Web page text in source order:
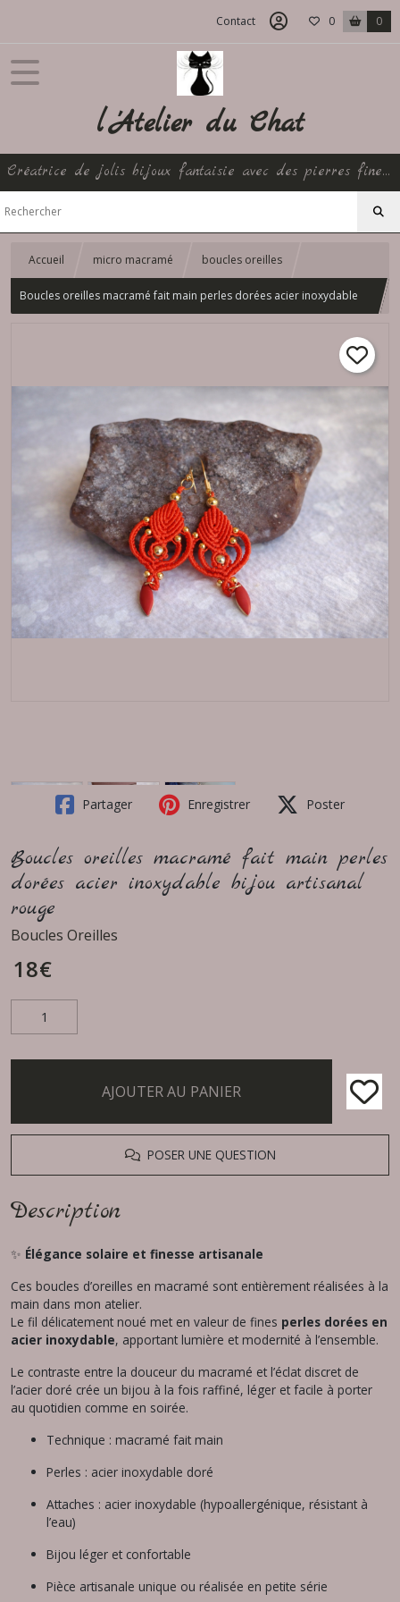
Contact 0 0
l 'Atelier du Chat
Créatrice de jolis bijoux fantaisie avec des pierres fines et perles artisanales créés avec amour pour le bonheur de tous
Accueil micro macramé boucles oreilles
Boucles oreilles macramé fait main perles dorées acier inoxydable
Partager Enregistrer Poster
Boucles oreilles macramé fait main perles
dorées acier inoxydable bijou artisanal
rouge
Boucles Oreilles
18€
AJOUTER AU PANIER
POSER UNE QUESTION
Description
✨ Élégance solaire et finesse artisanale
Ces boucles d’oreilles en macramé sont entièrement réalisées à la
main dans mon atelier.
Le fil délicatement noué met en valeur de fines perles dorées en
acier inoxydable, apportant lumière et modernité à l’ensemble.
Le contraste entre la douceur du macramé et l’éclat discret de
l’acier doré crée un bijou à la fois raffiné, léger et facile à porter
au quotidien comme en soirée.
Technique : macramé fait main
Perles : acier inoxydable doré
Attaches : acier inoxydable (hypoallergénique, résistant à
l’eau)
Bijou léger et confortable
Pièce artisanale unique ou réalisée en petite série